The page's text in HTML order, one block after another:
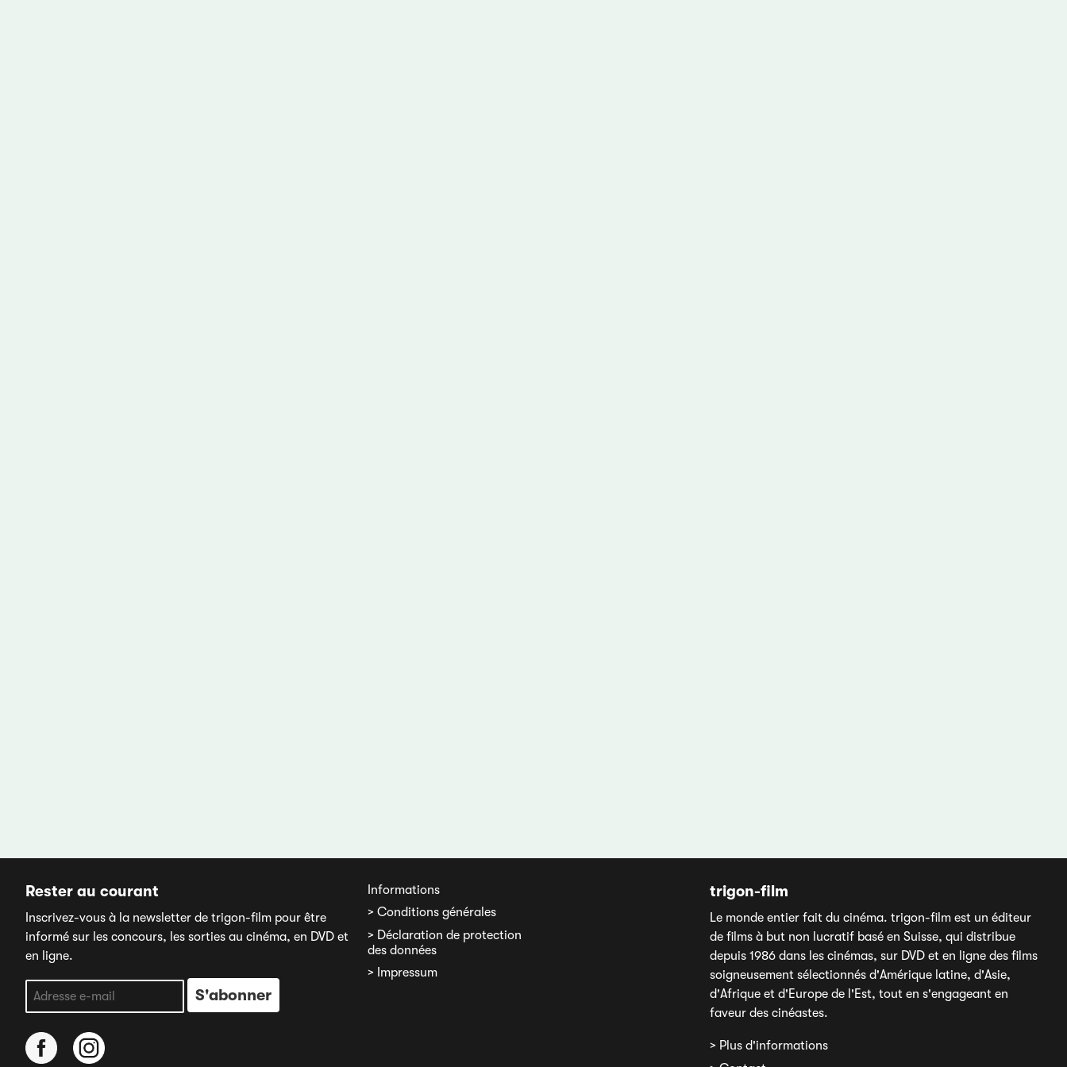
Rester au courant
Inscrivez-vous à la newsletter de trigon-film pour être
informé sur les concours, les sorties au cinéma, en DVD et
en ligne.
Informations
> Conditions générales
> Déclaration de protection
des données
> Impressum
trigon-film
Le monde entier fait du cinéma. trigon-film est un éditeur
de films à but non lucratif basé en Suisse, qui distribue
depuis 1986 dans les cinémas, sur DVD et en ligne des films
soigneusement sélectionnés d'Amérique latine, d'Asie,
d'Afrique et d'Europe de l'Est, tout en s'engageant en
faveur des cinéastes.
> Plus d'informations